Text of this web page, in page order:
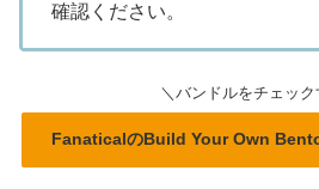
確認ください。
＼バンドルをチェッ
FanaticalのBuild Your Own